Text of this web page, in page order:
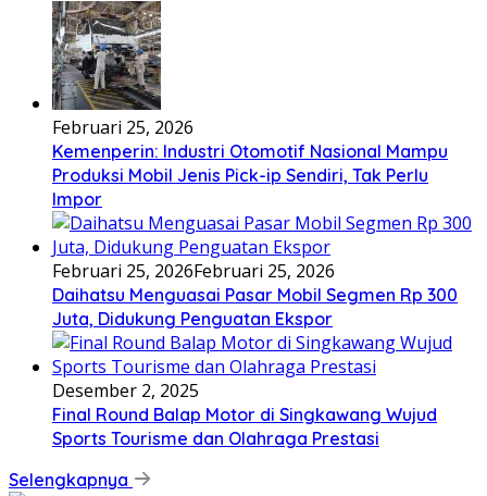
Februari 25, 2026
Kemenperin: Industri Otomotif Nasional Mampu
Produksi Mobil Jenis Pick-ip Sendiri, Tak Perlu
Impor
Februari 25, 2026Februari 25, 2026
Daihatsu Menguasai Pasar Mobil Segmen Rp 300
Juta, Didukung Penguatan Ekspor
Desember 2, 2025
Final Round Balap Motor di Singkawang Wujud
Sports Tourisme dan Olahraga Prestasi
Selengkapnya